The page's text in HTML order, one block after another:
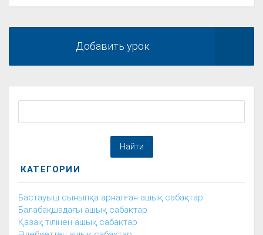
Добавить урок
КАТЕГОРИИ
Бастауыш сыныпқа арналған ашық сабақтар
Балабақшадағы ашық сабақтар
Қазақ тілінен ашық сабақтар